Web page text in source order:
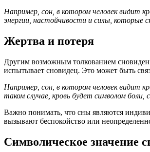
Например, сон, в котором человек видит
энергии, настойчивости и силы, которые
Жертва и потеря
Другим возможным толкованием
испытывает сновидец. Это может быть
Например, сон, в котором человек видит
таком случае, кровь будет символом боли,
Важно понимать, что сны являются
вызывают беспокойство или
Символическое значение